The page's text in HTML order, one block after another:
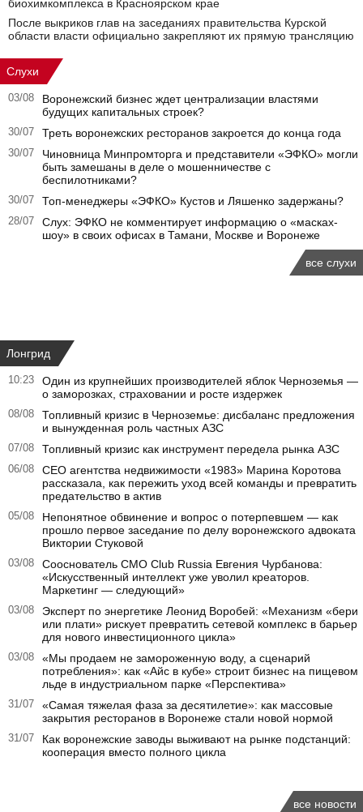
биохимкомплекса в Красноярском крае
После выкриков глав на заседаниях правительства Курской
области власти официально закрепляют их прямую трансляцию
Слухи
03/08
Воронежский бизнес ждет централизации властями
будущих капитальных строек?
30/07 Треть воронежских ресторанов закроется до конца года
30/07
Чиновница Минпромторга и представители «ЭФКО» могли
быть замешаны в деле о мошенничестве с
беспилотниками?
30/07 Топ-менеджеры «ЭФКО» Кустов и Ляшенко задержаны?
28/07
Слух: ЭФКО не комментирует информацию о «масках-
шоу» в своих офисах в Тамани, Москве и Воронеже
все слухи
Лонгрид
10:23
Один из крупнейших производителей яблок Черноземья —
о заморозках, страховании и росте издержек
08/08
Топливный кризис в Черноземье: дисбаланс предложения
и вынужденная роль частных АЗС
07/08 Топливный кризис как инструмент передела рынка АЗС
06/08
CEO агентства недвижимости «1983» Марина Коротова
рассказала, как пережить уход всей команды и превратить
предательство в актив
05/08
Непонятное обвинение и вопрос о потерпевшем — как
прошло первое заседание по делу воронежского адвоката
Виктории Стуковой
03/08
Сооснователь CMO Club Russia Евгения Чурбанова:
«Искусственный интеллект уже уволил креаторов.
Маркетинг — следующий»
03/08
Эксперт по энергетике Леонид Воробей: «Механизм «бери
или плати» рискует превратить сетевой комплекс в барьер
для нового инвестиционного цикла»
03/08
«Мы продаем не замороженную воду, а сценарий
потребления»: как «Айс в кубе» строит бизнес на пищевом
льде в индустриальном парке «Перспектива»
31/07
«Самая тяжелая фаза за десятилетие»: как массовые
закрытия ресторанов в Воронеже стали новой нормой
31/07
Как воронежские заводы выживают на рынке подстанций:
кооперация вместо полного цикла
все новости